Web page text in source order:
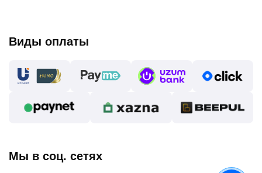
Виды оплаты
Мы в соц. сетях